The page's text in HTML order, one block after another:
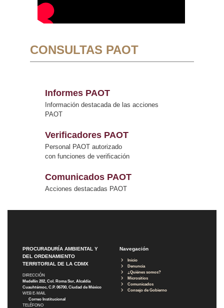
CONSULTAS PAOT
Informes PAOT
Información destacada de las acciones
PAOT
Verificadores PAOT
Personal PAOT autorizado
con funciones de verificación
Comunicados PAOT
Acciones destacadas PAOT
PROCURADURÍA AMBIENTAL Y
DEL ORDENAMIENTO
TERRITORIAL DE LA CDMX
DIRECCIÓN
Medellín 202, Col. Roma Sur, Alcaldía
Cuauhtémoc, C.P. 06700, Ciudad de México
WEB E-MAIL
Correo Institucional
TELÉFONO
Navegación
Inicio
Denuncia
¿Quiénes somos?
Micrositios
Comunicados
Consejo de Gobierno